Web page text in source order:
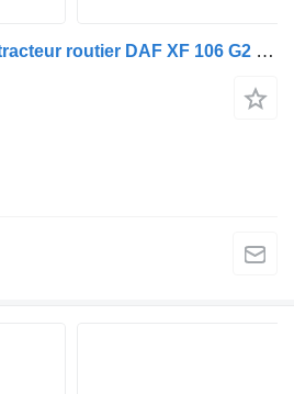
Moyeu 1659576 pour tracteur routier DAF XF 106 G2 / XG